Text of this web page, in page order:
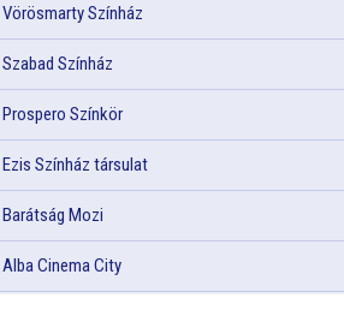
Vörösmarty Színház
Szabad Színház
Prospero Színkör
Ezis Színház társulat
Barátság Mozi
Alba Cinema City